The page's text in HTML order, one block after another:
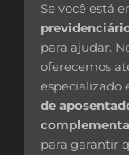
Se você está
para ajudar.
oferecemos
especializado
de
para garantir